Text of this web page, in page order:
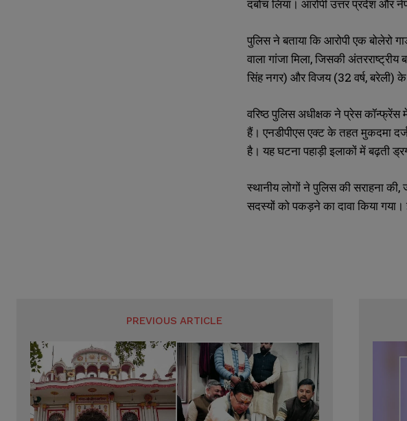
b
r
s
b
r
s
दबोच लिया। आरोपी उत्तर प्रदेश और
पुलिस ने बताया कि आरोपी एक बोलेरो
वाला गांजा मिला, जिसकी
सिंह नगर) और विजय (32 वर्ष,
वरिष्ठ पुलिस अधीक्षक ने प्रेस
हैं। एनडीपीएस एक्ट के तहत मुकदमा
है। यह घटना पहाड़ी इलाकों में बढ़ती
स्थानीय लोगों ने पुलिस की सराहना
सदस्यों को पकड़ने का दावा किया
PREVIOUS ARTICLE